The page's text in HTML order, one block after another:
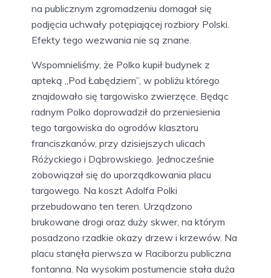
na publicznym zgromadzeniu domagał się
podjęcia uchwały potępiającej rozbiory Polski.
Efekty tego wezwania nie są znane.
Wspomnieliśmy, że Polko kupił budynek z
apteką „Pod Łabędziem”, w pobliżu którego
znajdowało się targowisko zwierzęce. Będąc
radnym Polko doprowadził do przeniesienia
tego targowiska do ogrodów klasztoru
franciszkanów, przy dzisiejszych ulicach
Różyckiego i Dąbrowskiego. Jednocześnie
zobowiązał się do uporządkowania placu
targowego. Na koszt Adolfa Polki
przebudowano ten teren. Urządzono
brukowane drogi oraz duży skwer, na którym
posadzono rzadkie okazy drzew i krzewów. Na
placu stanęła pierw­sza w Raciborzu publiczna
fontanna. Na wysokim postumencie stała duża